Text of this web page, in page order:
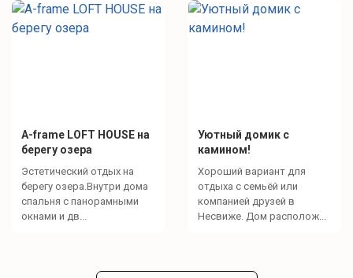
A-frame LOFT HOUSE на
берегу озера
Эстетический отдых на
берегу озера.Внутри дома
спальня с панорамными
окнами и дв...
Уютный домик с
камином!
Хороший вариант для
отдыха с семьёй или
компанией друзей в
Несвиже. Дом располож...